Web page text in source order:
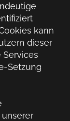
kann
dieser
Setzung